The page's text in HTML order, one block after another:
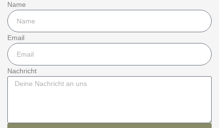
Name
Email
Nachricht